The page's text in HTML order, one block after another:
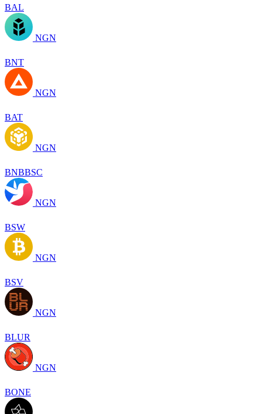
BAL
NGN
BNT
NGN
BAT
NGN
BNBBSC
NGN
BSW
NGN
BSV
NGN
BLUR
NGN
BONE